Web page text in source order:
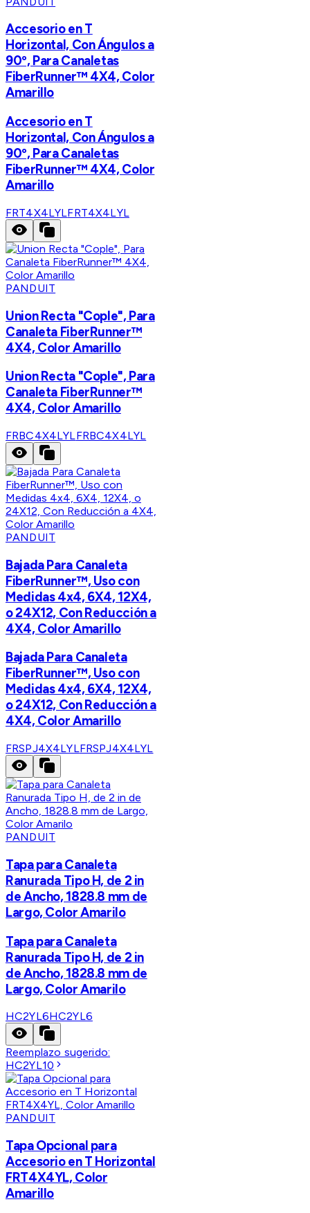
Accesorio en T
Horizontal, Con Ángulos a
90º, Para Canaletas
FiberRunner™ 4X4, Color
Amarillo
Accesorio en T
Horizontal, Con Ángulos a
90º, Para Canaletas
FiberRunner™ 4X4, Color
Amarillo
FRT4X4LYLFRT4X4LYL
PANDUIT
Union Recta "Cople", Para
Canaleta FiberRunner™
4X4, Color Amarillo
Union Recta "Cople", Para
Canaleta FiberRunner™
4X4, Color Amarillo
FRBC4X4LYLFRBC4X4LYL
PANDUIT
Bajada Para Canaleta
FiberRunner™, Uso con
Medidas 4x4, 6X4, 12X4,
o 24X12, Con Reducción a
4X4, Color Amarillo
Bajada Para Canaleta
FiberRunner™, Uso con
Medidas 4x4, 6X4, 12X4,
o 24X12, Con Reducción a
4X4, Color Amarillo
FRSPJ4X4LYLFRSPJ4X4LYL
PANDUIT
Tapa para Canaleta
Ranurada Tipo H, de 2 in
de Ancho, 1828.8 mm de
Largo, Color Amarilo
Tapa para Canaleta
Ranurada Tipo H, de 2 in
de Ancho, 1828.8 mm de
Largo, Color Amarilo
HC2YL6HC2YL6
Reemplazo sugerido:
HC2YL10
PANDUIT
Tapa Opcional para
Accesorio en T Horizontal
FRT4X4YL, Color
Amarillo